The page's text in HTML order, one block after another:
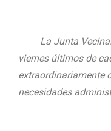
La Junta
viernes últimos de
extraordinariamente
necesidades